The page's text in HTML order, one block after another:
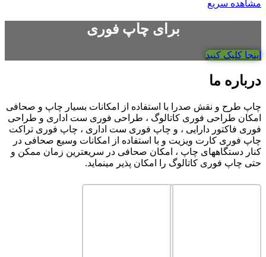
مشاهده سریع
برای چاپ فوری
اینجا کلیک کنید
درباره ما
چاپ طرح و نقش صدرا با استفاده از امکانات بسیار چاپ و صحافی
امکان طراحی فوری کاتالوگ ، طراحی فوری ست اداری و طراحی
فوری فاکتور دارایی ، و چاپ فوری ست اداری ، چاپ فوری تراکت
چاپ فوری کارت ویزیت و با استفاده از امکانات وسیع صحافی در
کنار دستگاههای چاپ ، امکان صحافی در سریعترین زمان ممکن و
حتی چاپ فوری کاتالوگ را امکان پذیر مینماید.